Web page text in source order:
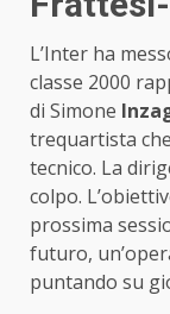
L’Inter ha
classe 2000
di Simone
trequartista
tecnico. La
colpo.
prossima
futuro,
puntando su